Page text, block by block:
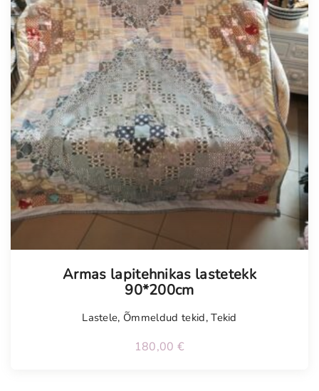
Armas lapitehnikas lastetekk
90*200cm
Lastele, Õmmeldud tekid,Tekid
180,00 €